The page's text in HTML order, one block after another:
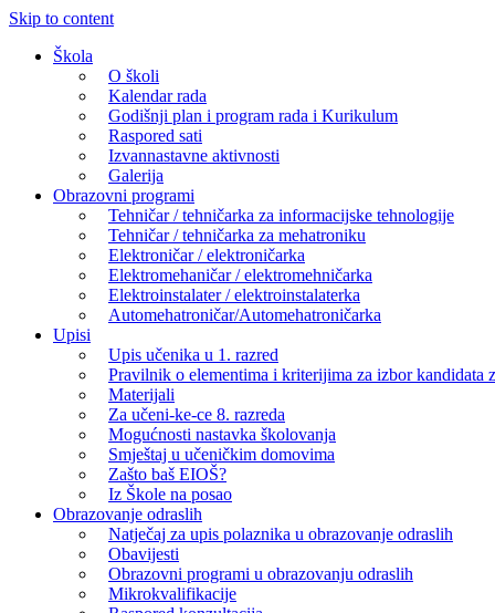
Skip to content
Škola
O školi
Kalendar rada
Godišnji plan i program rada i Kurikulum
Raspored sati
Izvannastavne aktivnosti
Galerija
Obrazovni programi
Tehničar / tehničarka za informacijske tehnologije
Tehničar / tehničarka za mehatroniku
Elektroničar / elektroničarka
Elektromehaničar / elektromehničarka
Elektroinstalater / elektroinstalaterka
Automehatroničar/Automehatroničarka
Upisi
Upis učenika u 1. razred
Pravilnik o elementima i kriterijima za izbor kandidata
Materijali
Za učeni-ke-ce 8. razreda
Mogućnosti nastavka školovanja
Smještaj u učeničkim domovima
Zašto baš EIOŠ?
Iz Škole na posao
Obrazovanje odraslih
Natječaj za upis polaznika u obrazovanje odraslih
Obavijesti
Obrazovni programi u obrazovanju odraslih
Mikrokvalifikacije